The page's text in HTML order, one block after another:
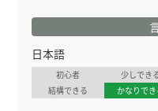
日本語
初心者 少しでき
結構できる
かなりでき